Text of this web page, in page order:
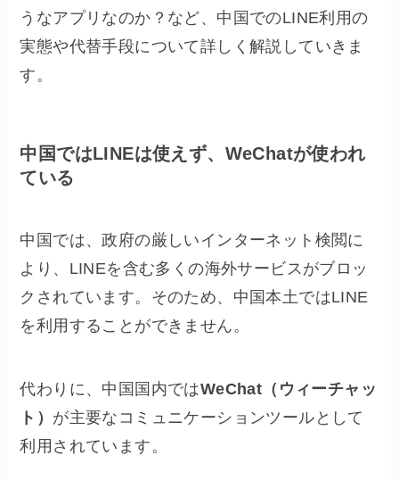
うなアプリなのか？など、中国でのLINE利用の
実態や代替手段について詳しく解説していきま
す。
中国ではLINEは使えず、WeChatが使われ
ている
中国では、政府の厳しいインターネット検閲に
より、LINEを含む多くの海外サービスがブロッ
クされています。そのため、中国本土ではLINE
を利用することができません。
代わりに、中国国内ではWeChat（ウィーチャッ
ト） が主要なコミュニケーションツールとして
利用されています。